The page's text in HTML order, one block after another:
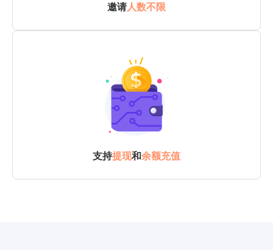
邀请人数不限
支持提现和余额充值